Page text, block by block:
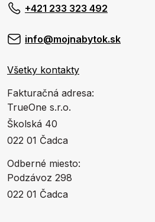
+421 233 323 492
info@mojnabytok.sk
Všetky kontakty
Fakturačná adresa:
TrueOne s.r.o.
Školská 40
022 01 Čadca
Odberné miesto:
Podzávoz 298
022 01 Čadca